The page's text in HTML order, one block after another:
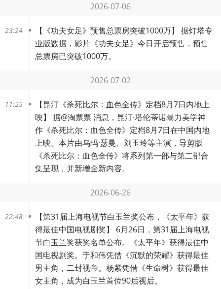
2026-07-06
23:24 【 《功夫女足》预售总票房突破1000万】 据灯塔专
业版数据，影片《功夫女足》今日开启预售，预售
总票房已突破1000万。
2026-07-02
11:25 【昆汀《杀死比尔：血色全传》定档8月7日内地上
映】 据@淘票票 消息，昆汀·塔伦蒂诺暴力美学神
作《杀死比尔：血色全传》定档8月7日在中国内地
上映。本片由乌玛·瑟曼、刘玉玲等主演，导剪版
《杀死比尔：血色全传》将系列第一部与第二部合
集呈现，并新增全新内容。
2026-06-26
22:48 【第31届上海电视节白玉兰奖公布，《太平年》获
得最佳中国电视剧奖】 6月26日，第31届上海电视
节白玉兰奖获奖名单公布。《太平年》获得最佳中
国电视剧奖。于和伟凭借《沉默的荣耀》获得最佳
男主角，二封视帝。杨紫凭借《生命树》获得最佳
女主角，成为白玉兰首位90后视后。